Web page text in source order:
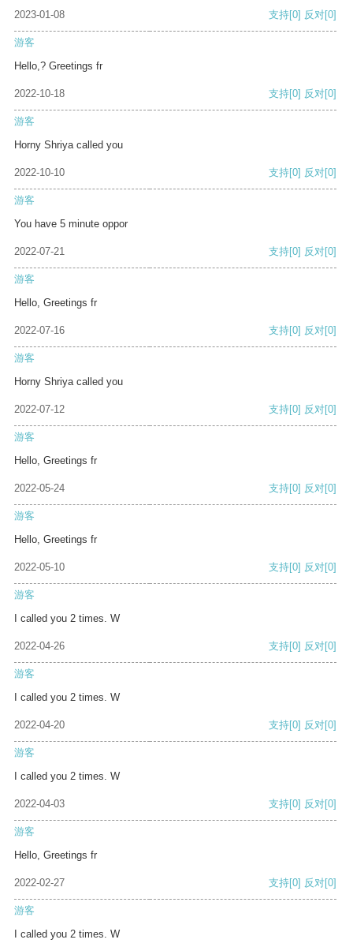
2023-01-08 支持[0] 反对[0]
游客
Hello,? Greetings fr
2022-10-18 支持[0] 反对[0]
游客
Horny Shriya called you
2022-10-10 支持[0] 反对[0]
游客
You have 5 minute oppor
2022-07-21 支持[0] 反对[0]
游客
Hello, Greetings fr
2022-07-16 支持[0] 反对[0]
游客
Horny Shriya called you
2022-07-12 支持[0] 反对[0]
游客
Hello, Greetings fr
2022-05-24 支持[0] 反对[0]
游客
Hello, Greetings fr
2022-05-10 支持[0] 反对[0]
游客
I called you 2 times. W
2022-04-26 支持[0] 反对[0]
游客
I called you 2 times. W
2022-04-20 支持[0] 反对[0]
游客
I called you 2 times. W
2022-04-03 支持[0] 反对[0]
游客
Hello, Greetings fr
2022-02-27 支持[0] 反对[0]
游客
I called you 2 times. W